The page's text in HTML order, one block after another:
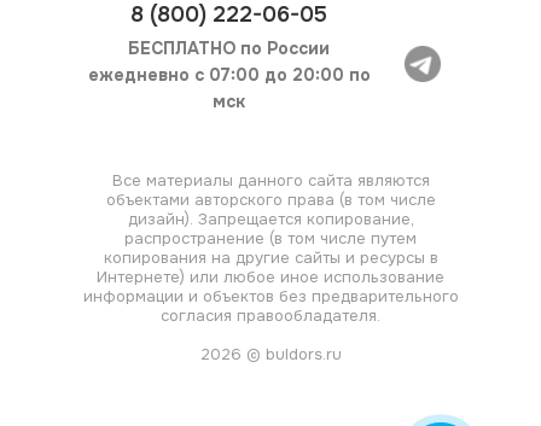
8 (800) 222-06-05
БЕСПЛАТНО по России
ежедневно с 07:00 до 20:00 по
мск
Все материалы данного сайта являются
объектами авторского права (в том числе
дизайн). Запрещается копирование,
распространение (в том числе путем
копирования на другие сайты и ресурсы в
Интернете) или любое иное использование
информации и объектов без предварительного
согласия правообладателя.
2026 © buldors.ru